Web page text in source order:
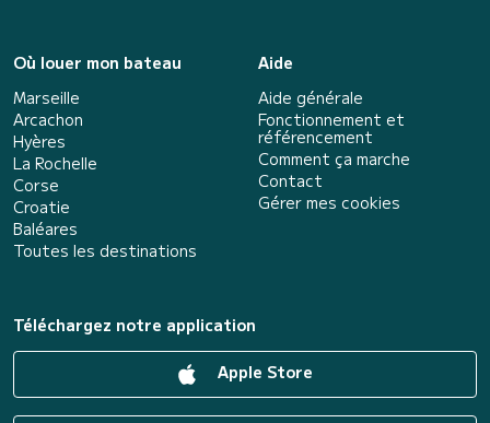
Où louer mon bateau
Marseille
Arcachon
Hyères
La Rochelle
Corse
Croatie
Baléares
Toutes les destinations
Aide
Aide générale
Fonctionnement et
référencement
Comment ça marche
Contact
Gérer mes cookies
Téléchargez notre application
Apple Store